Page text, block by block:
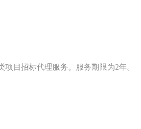
项目招标代理服务。服务期限为2年。